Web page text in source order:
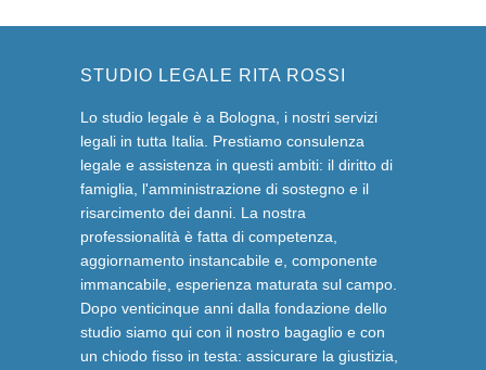
STUDIO LEGALE RITA ROSSI
Lo studio legale è a Bologna, i nostri servizi
legali in tutta Italia. Prestiamo consulenza
legale e assistenza in questi ambiti: il diritto di
famiglia, l'amministrazione di sostegno e il
risarcimento dei danni. La nostra
professionalità è fatta di competenza,
aggiornamento instancabile e, componente
immancabile, esperienza maturata sul campo.
Dopo venticinque anni dalla fondazione dello
studio siamo qui con il nostro bagaglio e con
un chiodo fisso in testa: assicurare la giustizia,